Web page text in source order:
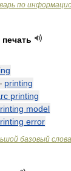
по
printing
printing
model
error
базовый